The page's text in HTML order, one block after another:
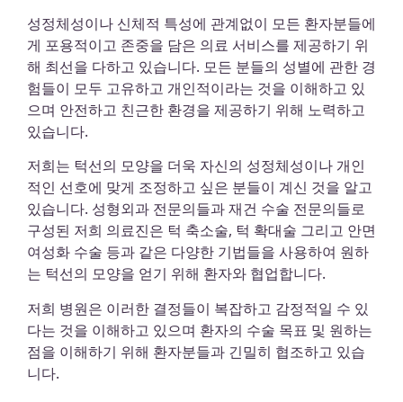
성정체성이나 신체적 특성에 관계없이 모든 환자분들에
게 포용적이고 존중을 담은 의료 서비스를 제공하기 위
해 최선을 다하고 있습니다. 모든 분들의 성별에 관한 경
험들이 모두 고유하고 개인적이라는 것을 이해하고 있
으며 안전하고 친근한 환경을 제공하기 위해 노력하고
있습니다.
저희는 턱선의 모양을 더욱 자신의 성정체성이나 개인
적인 선호에 맞게 조정하고 싶은 분들이 계신 것을 알고
있습니다. 성형외과 전문의들과 재건 수술 전문의들로
구성된 저희 의료진은 턱 축소술, 턱 확대술 그리고 안면
여성화 수술 등과 같은 다양한 기법들을 사용하여 원하
는 턱선의 모양을 얻기 위해 환자와 협업합니다.
저희 병원은 이러한 결정들이 복잡하고 감정적일 수 있
다는 것을 이해하고 있으며 환자의 수술 목표 및 원하는
점을 이해하기 위해 환자분들과 긴밀히 협조하고 있습
니다.